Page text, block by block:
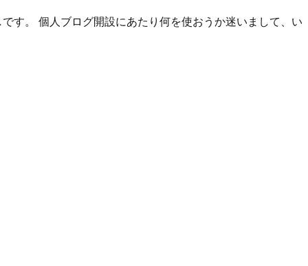
す。 個人ブログ開設にあたり何を使おうか迷いまして、い